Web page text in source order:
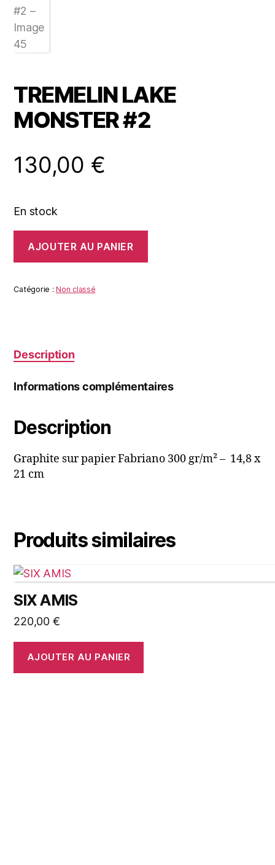
TREMELIN LAKE
MONSTER #2
130,00 €
En stock
TREMELIN
MONSTER
AJOUTER AU PANIER
Catégorie :Non classé
Description
Informations complémentaires
Description
Graphite sur papier Fabriano 300 gr/m² – 14,8 x
21 cm
Produits similaires
SIX AMIS
220,00 €
AJOUTER AU PANIER